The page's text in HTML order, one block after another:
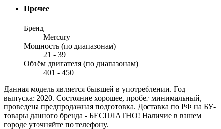
Прочее
Бренд
Mercury
Мощность (по диапазонам)
21 - 39
Объём двигателя (по диапазонам)
401 - 450
Данная модель является бывшей в употреблении. Год
выпуска: 2020. Состояние хорошее, пробег минимальный,
проведена предпродажная подготовка. Доставка по РФ на БУ-
товары данного бренда - БЕСПЛАТНО! Наличие в вашем
городе уточняйте по телефону.